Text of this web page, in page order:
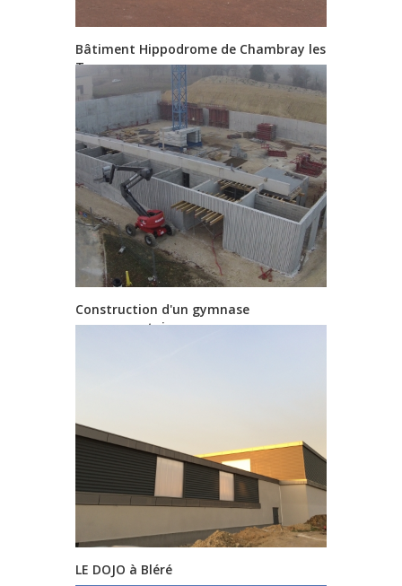
Bâtiment Hippodrome de Chambray les
Tours
Construction d'un gymnase
communautaire
LE DOJO à Bléré